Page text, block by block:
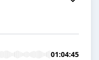
01:04:45